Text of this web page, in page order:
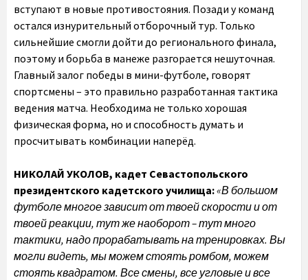
вступают в новые противостояния. Позади у команд
остался изнурительный отборочный тур. Только
сильнейшие смогли дойти до регионального финала,
поэтому и борьба в манеже разгорается нешуточная.
Главный залог победы в мини-футболе, говорят
спортсмены – это правильно разработанная тактика
ведения матча. Необходима не только хорошая
физическая форма, но и способность думать и
просчитывать комбинации наперёд.
НИКОЛАЙ УКОЛОВ, кадет Севастопольского
президентского кадетского училища:«В большом
футболе многое зависит от твоей скорости и от
твоей реакции, тут же наоборот – тут много
тактики, надо прорабатывать на тренировках. Вы
могли видеть, мы можем стоять ромбом, можем
стоять квадратом. Все смены, все угловые и все